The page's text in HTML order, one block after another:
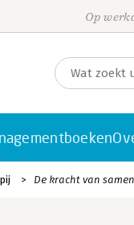
Op
De kracht van samen